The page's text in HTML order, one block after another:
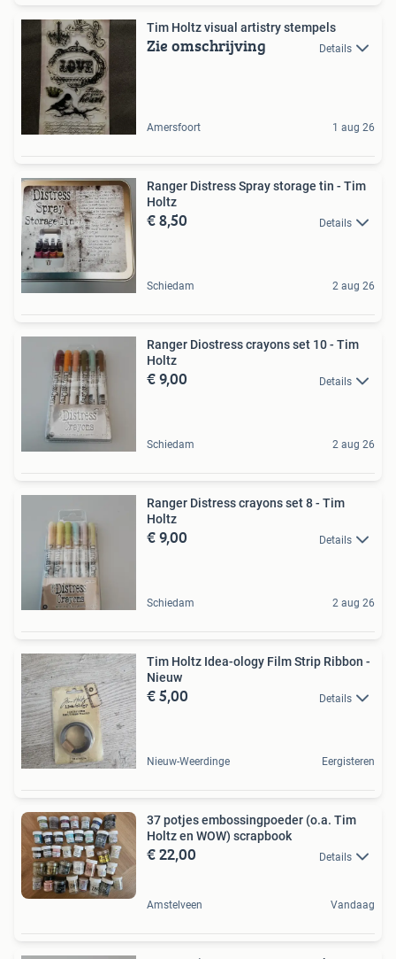
Tim Holtz visual artistry stempels
Zie omschrijving Details
Amersfoort 1 aug 26
Ranger Distress Spray storage tin - Tim
Holtz
€ 8,50 Details
Schiedam 2 aug 26
Ranger Diostress crayons set 10 - Tim
Holtz
€ 9,00 Details
Schiedam 2 aug 26
Ranger Distress crayons set 8 - Tim
Holtz
€ 9,00 Details
Schiedam 2 aug 26
Tim Holtz Idea-ology Film Strip Ribbon -
Nieuw
€ 5,00 Details
Nieuw-Weerdinge Eergisteren
37 potjes embossingpoeder (o.a. Tim
Holtz en WOW) scrapbook
€ 22,00 Details
Amstelveen Vandaag